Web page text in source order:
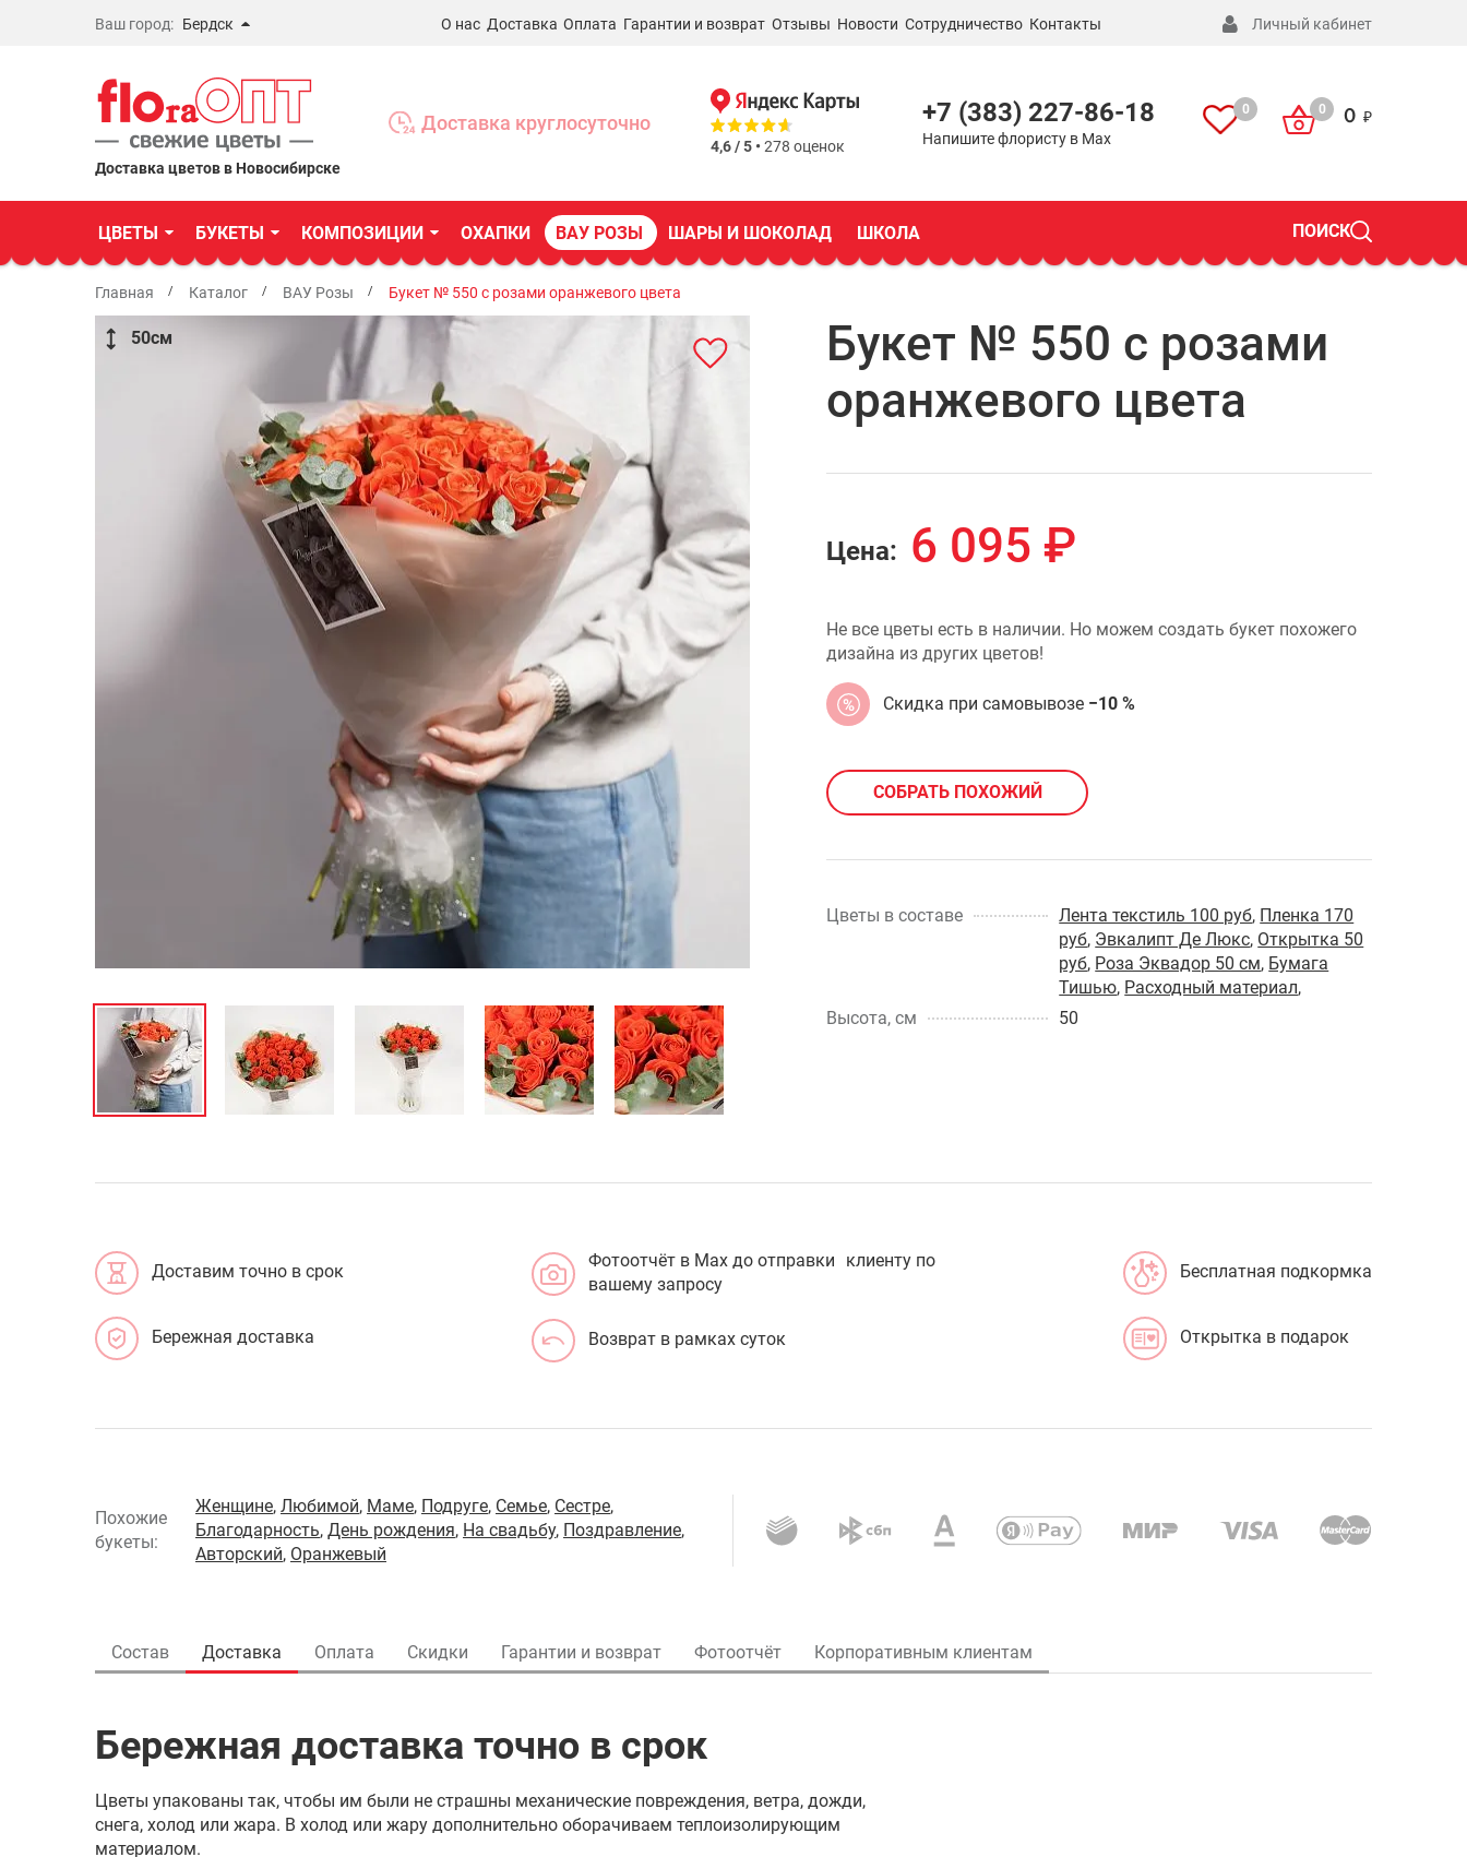
Ваш город: Бердск
Бердск
О нас Доставка Оплата Гарантии и возврат Отзывы Новости Сотрудничество Контакты Личный кабинет
Доставка цветов в Новосибирске
Доставка круглосуточно
4,6 / 5 •278 оценок
+7 (383) 227-86-18
Напишите флористу в Max
0 0 0
ЦВЕТЫ БУКЕТЫ КОМПОЗИЦИИ ОХАПКИ ВАУ РОЗЫ ШАРЫ И ШОКОЛАД ШКОЛА ПОИСК
Главная Каталог ВАУ Розы Букет № 550 с розами оранжевого цвета
50см
Букет № 550 с розами
оранжевого цвета
Цена: 6 095 ₽
Не все цветы есть в наличии. Но можем создать букет похожего
дизайна из других цветов!
Скидка при самовывозе −10 %
СОБРАТЬ ПОХОЖИЙ
Цветы в составе Лента текстиль 100 руб, Пленка 170
руб, Эвкалипт Де Люкс, Открытка 50
руб, Роза Эквадор 50 см, Бумага
Тишью, Расходный материал,
Высота, см
50
Доставим точно в срок
Бережная доставка
Фотоотчёт в Max до отправки клиенту по
вашему запросу
Возврат в рамках суток
Бесплатная подкормка
Открытка в подарок
Похожие
букеты:
Женщине, Любимой, Маме, Подруге, Семье, Сестре,
Благодарность, День рождения, На свадьбу, Поздравление,
Авторский, Оранжевый
Состав Доставка Оплата Скидки Гарантии и возврат Фотоотчёт Корпоративным клиентам
Бережная доставка точно в срок
Цветы упакованы так, чтобы им были не страшны механические повреждения, ветра, дожди,
снега, холод или жара. В холод или жару дополнительно оборачиваем теплоизолирующим
материалом.